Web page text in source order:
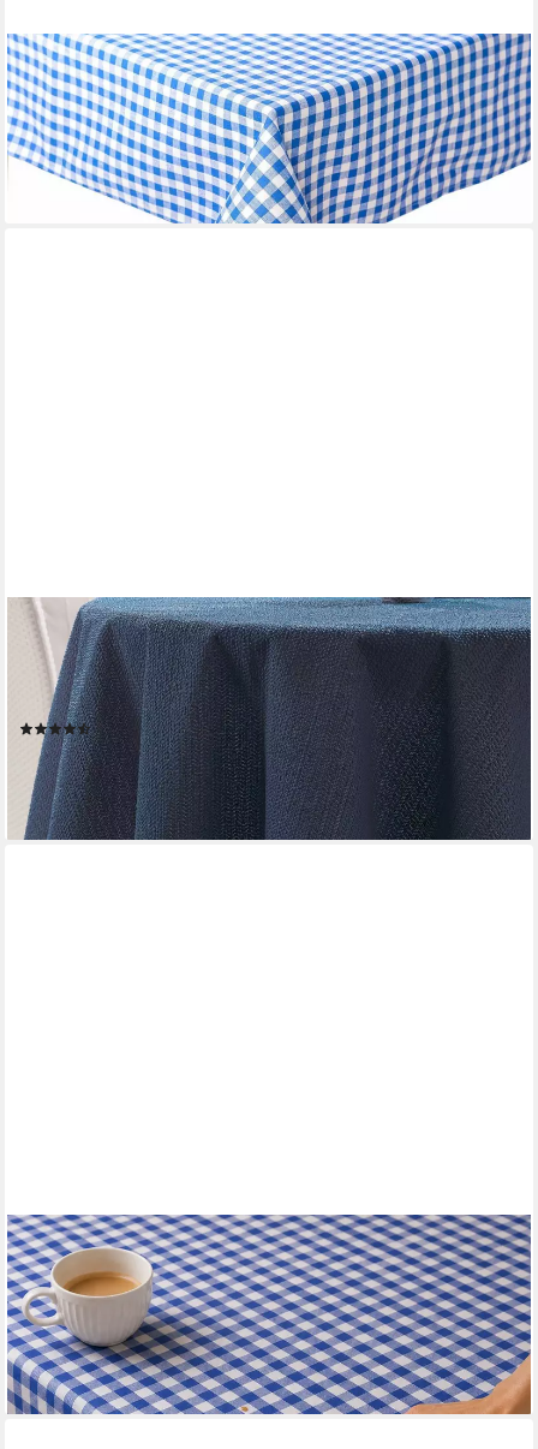
TEXPOT
Tischdecke kariert Landhausstil Bauernkaro 100% Baumwolle (1-
tlg)
ab 1,29 € UVP1,45 €
-11%
lieferbar - in 3-4 Werktagen bei dir
BEAUTEX
Tischdecke Weichschaum wetterfest für Garten Balkon Terrasse
mit Fransen (1-tlg), Pflegeleicht, Strapazierfähig, Formstabil,
Langlebig
(37)
ab 15,99 €
lieferbar - in 2-3 Werktagen bei dir
+3
TEXPOT
Tischdecke Wachstuch kariert Landhaus Bauernkaro (1-tlg)
ab 5,89 € UVP6,95 €
-15%
lieferbar - in 3-4 Werktagen bei dir